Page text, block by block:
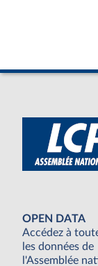
OPEN DATA
Accédez à
les données de
l'Assemblée